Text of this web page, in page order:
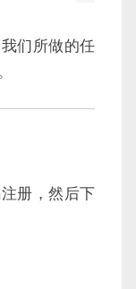
们所做的任
册，然后下